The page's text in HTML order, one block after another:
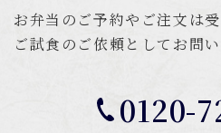
お弁当のご予約やご注文は
ご試食のご依頼としてお問
0120-